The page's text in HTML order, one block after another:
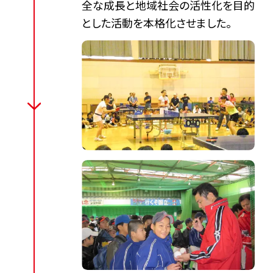
全な成長と地域社会の活性化を目的
とした活動を本格化させました。